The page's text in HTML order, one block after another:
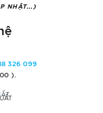
NHẬT...)
326 099
).